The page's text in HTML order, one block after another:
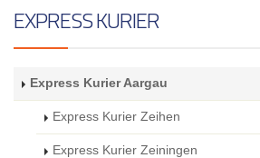
EXPRESS KURIER
Express Kurier Aargau
Express Kurier Zeihen
Express Kurier Zeiningen